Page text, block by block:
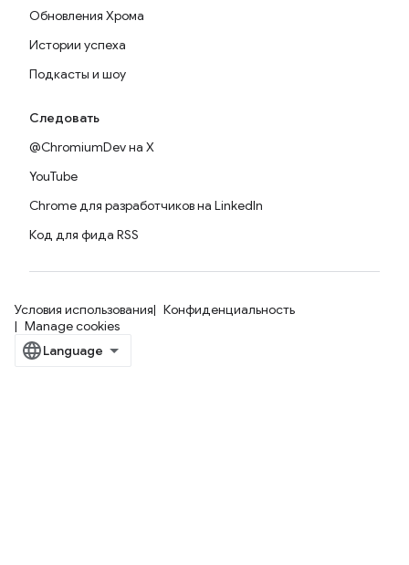
Обновления Хрома
Истории успеха
Подкасты и шоу
Следовать
@ChromiumDev на X
YouTube
Chrome для разработчиков на LinkedIn
Код для фида RSS
Условия использования
Конфиденциальность
Manage cookies